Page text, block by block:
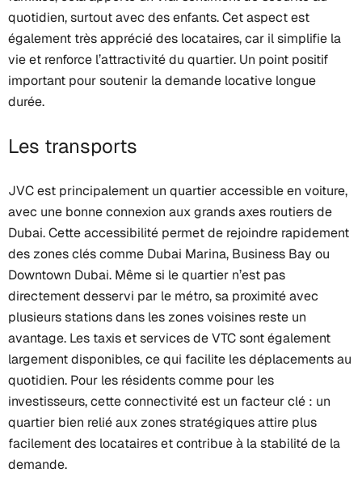
quotidien, surtout avec des enfants. Cet aspect est
également très apprécié des locataires, car il simplifie la
vie et renforce l’attractivité du quartier. Un point positif
important pour soutenir la demande locative longue
durée.
Les transports
JVC est principalement un quartier accessible en voiture,
avec une bonne connexion aux grands axes routiers de
Dubai. Cette accessibilité permet de rejoindre rapidement
des zones clés comme Dubai Marina, Business Bay ou
Downtown Dubai. Même si le quartier n’est pas
directement desservi par le métro, sa proximité avec
plusieurs stations dans les zones voisines reste un
avantage. Les taxis et services de VTC sont également
largement disponibles, ce qui facilite les déplacements au
quotidien. Pour les résidents comme pour les
investisseurs, cette connectivité est un facteur clé : un
quartier bien relié aux zones stratégiques attire plus
facilement des locataires et contribue à la stabilité de la
demande.